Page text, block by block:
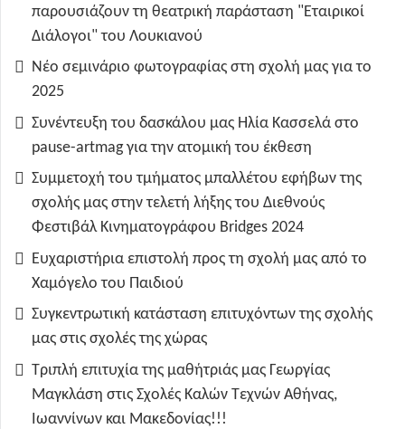
παρουσιάζουν τη θεατρική παράσταση "Εταιρικοί
Διάλογοι" του Λουκιανού
Νέο σεμινάριο φωτογραφίας στη σχολή μας για το
2025
Συνέντευξη του δασκάλου μας Ηλία Κασσελά στο
pause-artmag για την ατομική του έκθεση
Συμμετοχή του τμήματος μπαλλέτου εφήβων της
σχολής μας στην τελετή λήξης του Διεθνούς
Φεστιβάλ Κινηματογράφου Bridges 2024
Ευχαριστήρια επιστολή προς τη σχολή μας από το
Χαμόγελο του Παιδιού
Συγκεντρωτική κατάσταση επιτυχόντων της σχολής
μας στις σχολές της χώρας
Τριπλή επιτυχία της μαθήτριάς μας Γεωργίας
Μαγκλάση στις Σχολές Καλών Τεχνών Αθήνας,
Ιωαννίνων και Μακεδονίας!!!